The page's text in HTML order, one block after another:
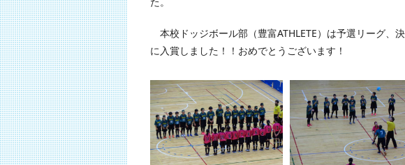
本校ドッジボール部（豊富ATHLETE）は予選リーグ、
に入賞しました！！おめでとうございます！